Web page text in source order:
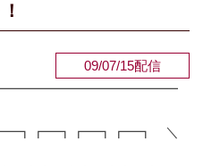
09/07/15配信
＼